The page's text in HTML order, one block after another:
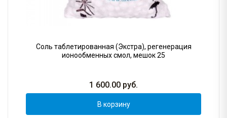
Соль таблетированная (Экстра), регенерация
ионообменных смол, мешок 25
1 600.00 руб.
В корзину